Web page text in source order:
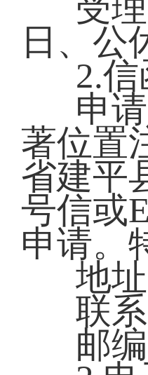
受
日、公
2.
申
著位置
省建平
号信或
申请。
地
联
邮